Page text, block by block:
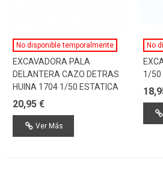
No disponible temporalmente
EXCAVADORA PALA
DELANTERA CAZO DETRAS
HUINA 1704 1/50 ESTATICA
20,95 €
Ver Más
No
1/50